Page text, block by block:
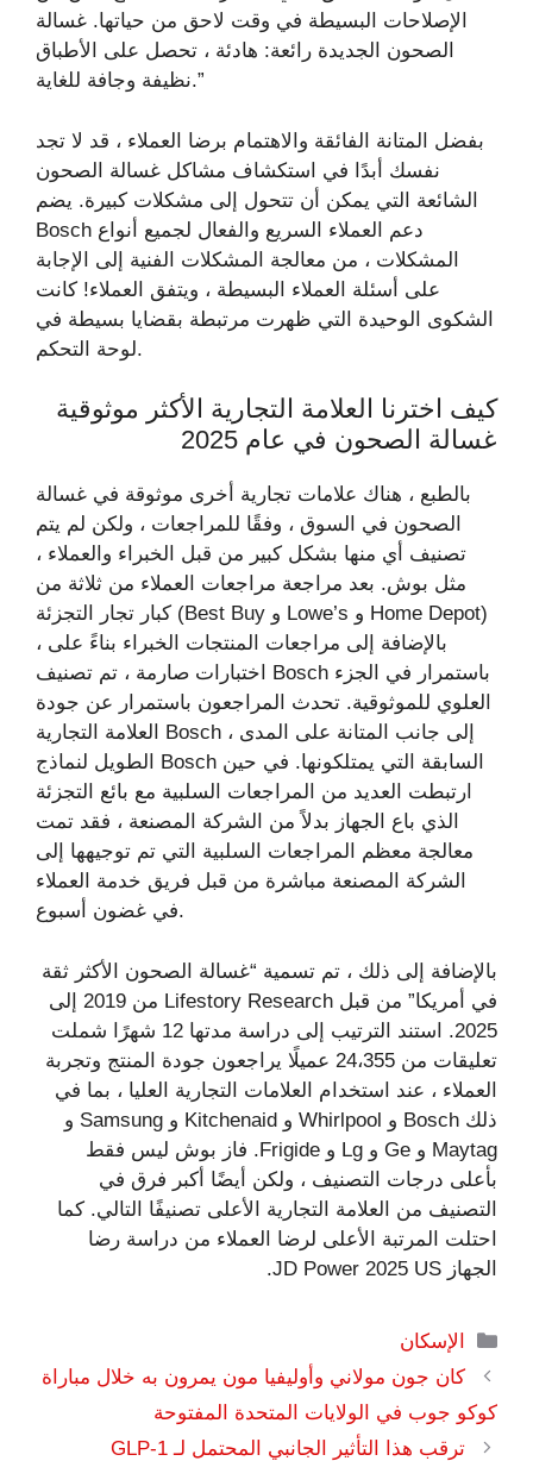
الإصلاحات البسيطة في وقت لاحق من حياتها. غسالة
الصحون الجديدة رائعة: هادئة ، تحصل على الأطباق
نظيفة وجافة للغاية.”
بفضل المتانة الفائقة والاهتمام برضا العملاء ، قد لا تجد
نفسك أبدًا في استكشاف مشاكل غسالة الصحون
الشائعة التي يمكن أن تتحول إلى مشكلات كبيرة. يضم
Bosch دعم العملاء السريع والفعال لجميع أنواع
المشكلات ، من معالجة المشكلات الفنية إلى الإجابة
على أسئلة العملاء البسيطة ، ويتفق العملاء! كانت
الشكوى الوحيدة التي ظهرت مرتبطة بقضايا بسيطة في
لوحة التحكم.
كيف اخترنا العلامة التجارية الأكثر موثوقية
غسالة الصحون في عام 2025
بالطبع ، هناك علامات تجارية أخرى موثوقة في غسالة
الصحون في السوق ، وفقًا للمراجعات ، ولكن لم يتم
تصنيف أي منها بشكل كبير من قبل الخبراء والعملاء ،
مثل بوش. بعد مراجعة مراجعات العملاء من ثلاثة من
كبار تجار التجزئة (Best Buy و Lowe’s و Home Depot)
، بالإضافة إلى مراجعات المنتجات الخبراء بناءً على
اختبارات صارمة ، تم تصنيف Bosch باستمرار في الجزء
العلوي للموثوقية. تحدث المراجعون باستمرار عن جودة
العلامة التجارية Bosch ، إلى جانب المتانة على المدى
الطويل لنماذج Bosch السابقة التي يمتلكونها. في حين
ارتبطت العديد من المراجعات السلبية مع بائع التجزئة
الذي باع الجهاز بدلاً من الشركة المصنعة ، فقد تمت
معالجة معظم المراجعات السلبية التي تم توجيهها إلى
الشركة المصنعة مباشرة من قبل فريق خدمة العملاء
في غضون أسبوع.
بالإضافة إلى ذلك ، تم تسمية “غسالة الصحون الأكثر ثقة
في أمريكا” من قبل Lifestory Research من 2019 إلى
2025. استند الترتيب إلى دراسة مدتها 12 شهرًا شملت
تعليقات من 24،355 عميلًا يراجعون جودة المنتج وتجربة
العملاء ، عند استخدام العلامات التجارية العليا ، بما في
ذلك Bosch و Whirlpool و Kitchenaid و Samsung و
Maytag و Ge و Lg و Frigide. فاز بوش ليس فقط
بأعلى درجات التصنيف ، ولكن أيضًا أكبر فرق في
التصنيف من العلامة التجارية الأعلى تصنيفًا التالي. كما
احتلت المرتبة الأعلى لرضا العملاء من دراسة رضا
الجهاز JD Power 2025 US.
التصنيفات
الإسكان
كان جون مولاني وأوليفيا مون يمرون به خلال مباراة
كوكو جوب في الولايات المتحدة المفتوحة
ترقب هذا التأثير الجانبي المحتمل لـ GLP-1